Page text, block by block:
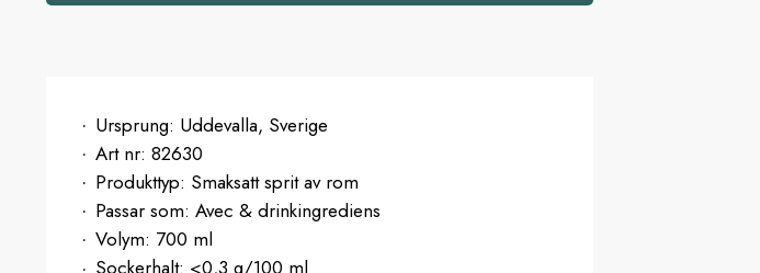
Ursprung: Uddevalla, Sverige
Art nr: 82630
Produkttyp: Smaksatt sprit av rom
Passar som: Avec & drinkingrediens
Volym: 700 ml